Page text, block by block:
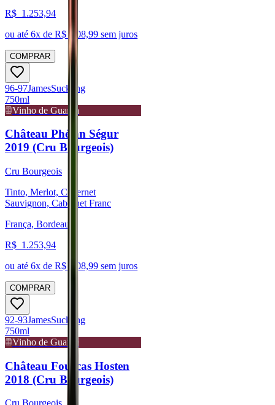
R$ 1.253,94
ou até 6x de R$ 208,99 sem juros
COMPRAR
96-97JamesSuckling
750ml
Vinho de Guarda
Château Phélan Ségur
2019 (Cru Bourgeois)
Cru Bourgeois
Tinto, Merlot, Cabernet
Sauvignon, Cabernet Franc
França, Bordeaux
R$ 1.253,94
ou até 6x de R$ 208,99 sem juros
COMPRAR
92-93JamesSuckling
750ml
Vinho de Guarda
Château Fourcas Hosten
2018 (Cru Bourgeois)